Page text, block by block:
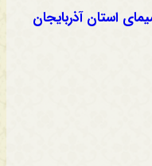
استان آذربایجان